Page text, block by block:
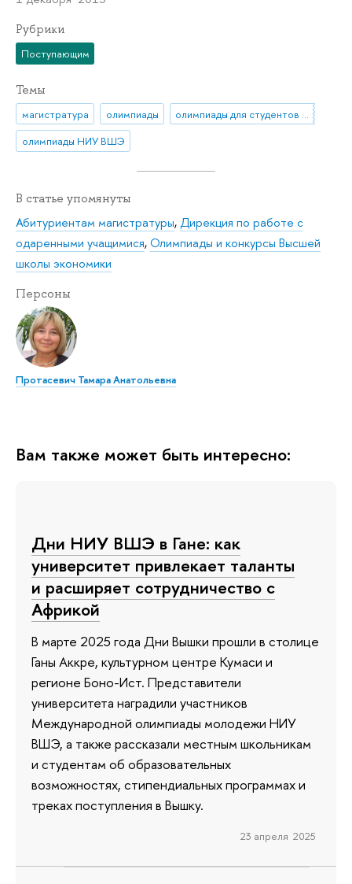
Рубрики
Поступающим
Темы
магистратура олимпиады
олимпиады НИУ ВШЭ
В статье упомянуты
Абитуриентам магистратуры,Дирекция по работе с
одаренными учащимися,Олимпиады и конкурсы Высшей
школы экономики
Персоны
Протасевич Тамара Анатольевна
Вам также может быть интересно:
Дни НИУ ВШЭ в Гане: как
университет привлекает таланты
и расширяет сотрудничество с
Африкой
В марте 2025 года Дни Вышки прошли в столице
Ганы Аккре, культурном центре Кумаси и
регионе Боно-Ист. Представители
университета наградили участников
Международной олимпиады молодежи НИУ
ВШЭ, а также рассказали местным школьникам
и студентам об образовательных
возможностях, стипендиальных программах и
треках поступления в Вышку.
23 апреля 2025